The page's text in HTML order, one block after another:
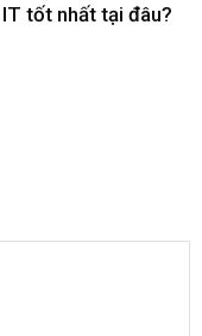
tốt nhất tại đâu?